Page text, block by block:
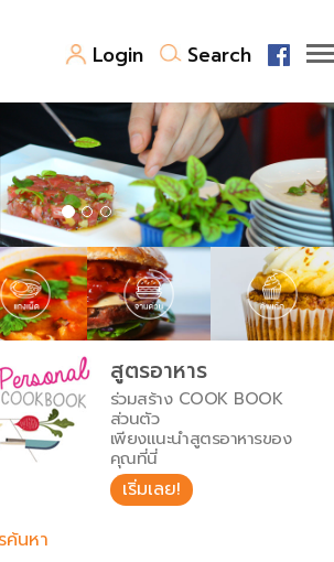
Login Search
สุด
หน่วยการตวง
อุณหภูมิ
น้ำหนักวัตถุดิบ
สูตรอาหาร
ร่วมสร้าง COOK BOOK
ส่วนตัว
เพียงแนะนำสูตรอาหารของ
คุณที่นี่
เริ่มเลย!
ค้นหา